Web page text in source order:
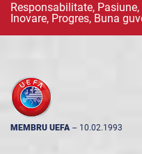
Responsabilitate, Pasiune,
Inovare, Progres, Buna
MEMBRU UEFA -- 10.02.1993